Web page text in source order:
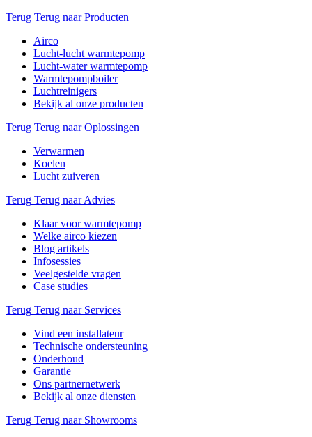
Terug Terug naar Producten
Airco
Lucht-lucht warmtepomp
Lucht-water warmtepomp
Warmtepompboiler
Luchtreinigers
Bekijk al onze producten
Terug Terug naar Oplossingen
Verwarmen
Koelen
Lucht zuiveren
Terug Terug naar Advies
Klaar voor warmtepomp
Welke airco kiezen
Blog artikels
Infosessies
Veelgestelde vragen
Case studies
Terug Terug naar Services
Vind een installateur
Technische ondersteuning
Onderhoud
Garantie
Ons partnernetwerk
Bekijk al onze diensten
Terug Terug naar Showrooms